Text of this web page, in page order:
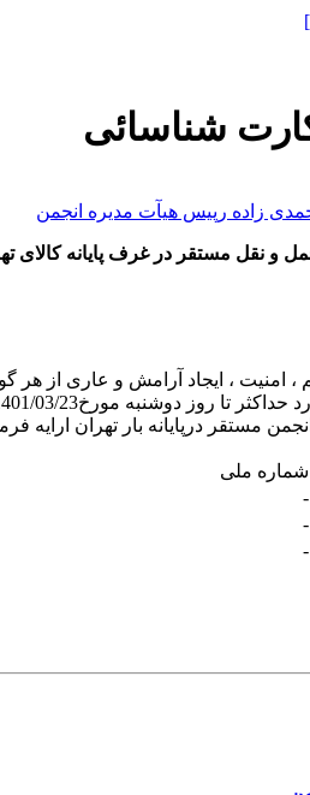
شناسائی
زاده رپیس هیآت مدیره انجمن
نقل مستقر در غرف پایانه کالای
، امنیت ، ایجاد آرامش و عاری از هر
مستقر درپایانه بار تهران ارایه
شماره ملی
-
-
-